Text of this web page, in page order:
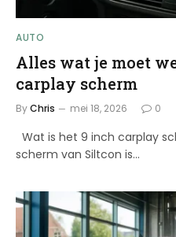
AUTO
Alles wat je moet
carplay scherm
ByChris mei 18, 2026 0
Wat is het 9 inch carplay
scherm van Siltcon is…